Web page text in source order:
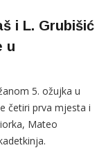
i L. Grubišić
u
5. ožujka u
četiri prva mjesta i
Mateo